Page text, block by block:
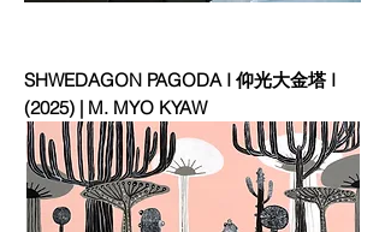
SHWEDAGON PAGODA I 仰光大金塔 I
(2025) | M. MYO KYAW